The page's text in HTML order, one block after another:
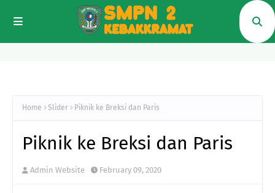
Home Slider Piknik ke Breksi dan Paris
Piknik ke Breksi dan Paris
Admin Website February 09, 2020